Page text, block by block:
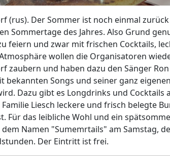
(rus). Der Sommer ist noch einmal
Sommertage des Jahres. Also Grund
feiern und zwar mit frischen Cocktails,
wollen die Organisatoren
zaubern und haben dazu den Sänger
bekannten Songs und seiner ganz
Dazu gibt es Longdrinks und Cocktails
Liesch leckere und frisch belegte
Für das leibliche Wohl und ein
Namen "Sumemrtails" am Samstag,
Der Eintritt ist frei.